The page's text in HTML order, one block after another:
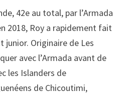
42e au total, par l’Armada
2018, Roy a rapidement fait
junior. Originaire de Les
avec l’Armada avant de
les Islanders de
de Chicoutimi,